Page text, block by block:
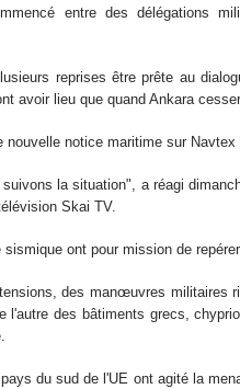
entre des délégations
reprises être prête au
avoir lieu que quand Ankara
nouvelle notice maritime sur
la situation", a réagi
Skai TV.
sismique ont pour mission de
des manœuvres militaires
l'autre des bâtiments grecs,
du sud de l'UE ont agité la